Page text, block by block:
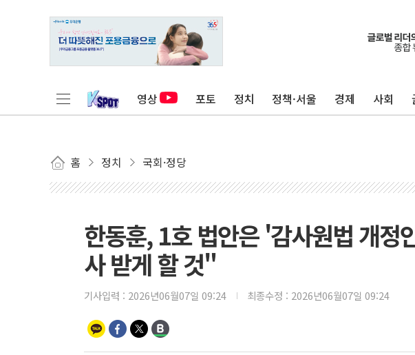
영상 포토 정치 정책·서울 경제 사회
홈 정치 국회·정당
한동훈, 1호 법안은 '감사원법 개
사 받게 할 것"
기사입력 : 2026년06월07일 09:24 최종수정 : 2026년06월07일 09:24